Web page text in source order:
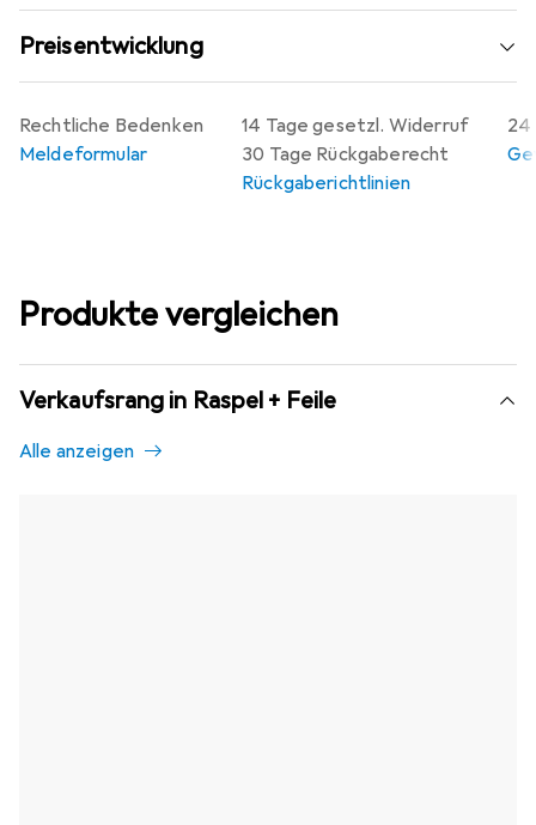
Preisentwicklung
14 Tage gesetzl. Widerruf
30 Tage Rückgaberecht
Rückgaberichtlinien
24
Rechtliche Bedenken
Meldeformular
Produkte vergleichen
Verkaufsrang in Raspel + Feile
Alle anzeigen